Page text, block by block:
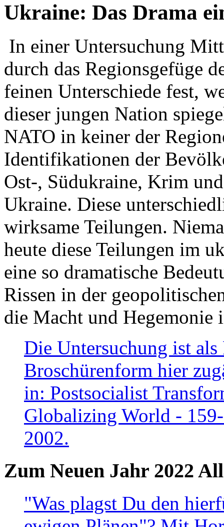
Ukraine: Das Drama
In einer Untersuchung
durch das Regionsgefüge
feinen Unterschiede fest,
dieser jungen Nation
NATO in keiner der
Identifikationen der
Ost-, Südukraine, Krim
Ukraine. Diese
wirksame Teilungen.
heute diese Teilungen im
eine so dramatische
Rissen in der
die Macht und Hegemonie
Die Untersuchung ist
Broschürenform hier
in: Postsocialist
Globalizing World -
2002.
Zum Neuen Jahr 2022
"Was plagst Du den